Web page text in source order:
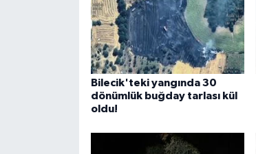
Bilecik'teki yangında 30
dönümlük buğday tarlası kül
oldu!